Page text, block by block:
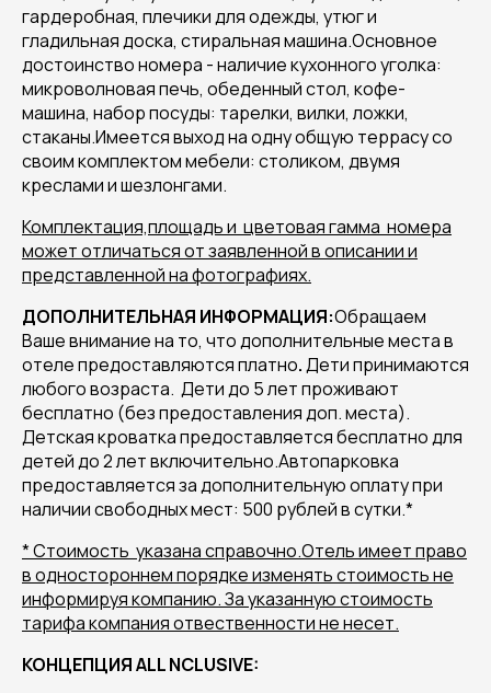
гардеробная, плечики для одежды, утюг и
гладильная доска, стиральная машина.Основное
достоинство номера - наличие кухонного уголка:
микроволновая печь, обеденный стол, кофе-
машина, набор посуды: тарелки, вилки, ложки,
стаканы.Имеется выход на одну общую террасу со
своим комплектом мебели: столиком, двумя
креслами и шезлонгами.
Комплектация,площадь и цветовая гамма номера
может отличаться от заявленной в описании и
представленной на фотографиях.
ДОПОЛНИТЕЛЬНАЯ ИНФОРМАЦИЯ:Обращаем
Ваше внимание на то, что дополнительные места в
отеле предоставляются платно.Дети принимаются
любого возраста. Дети до 5 лет проживают
бесплатно (без предоставления доп. места).
Детская кроватка предоставляется бесплатно для
детей до 2 лет включительно.Автопарковка
предоставляется за дополнительную оплату при
наличии свободных мест: 500 рублей в сутки.*
* Стоимость указана справочно.Отель имеет право
в одностороннем порядке изменять стоимость не
информируя компанию. За указанную стоимость
тарифа компания отвественности не несет.
КОНЦЕПЦИЯ ALL NCLUSIVE: